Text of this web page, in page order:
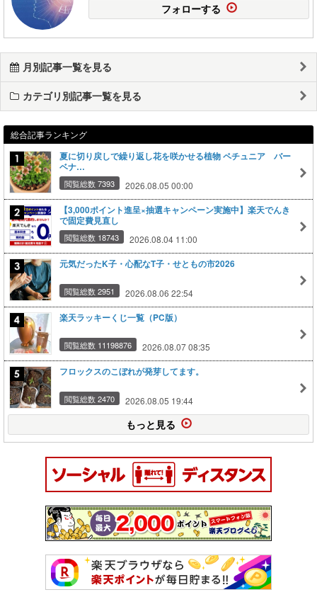
フォローする
月別記事一覧を見る
カテゴリ別記事一覧を見る
総合記事ランキング
夏に切り戻しで繰り返し花を咲かせる植物 ペチュニア バー
ベナ…
閲覧総数 7393 2026.08.05 00:00
【3,000ポイント進呈×抽選キャンペーン実施中】楽天でんき
で固定費見直し
閲覧総数 18743 2026.08.04 11:00
元気だったK子・心配なT子・せともの市2026
閲覧総数 2951 2026.08.06 22:54
楽天ラッキーくじ一覧（PC版）
閲覧総数 11198876 2026.08.07 08:35
フロックスのこぼれが発芽してます。
閲覧総数 2470 2026.08.05 19:44
もっと見る